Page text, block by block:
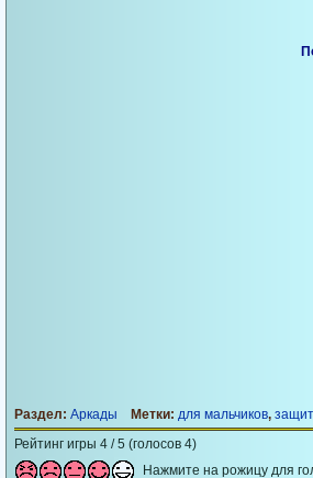
Игра
Раздел: Аркады Метки: для мальчиков,
Рейтинг игры 4 / 5 (голосов 4)
Нажмите на рожицу для